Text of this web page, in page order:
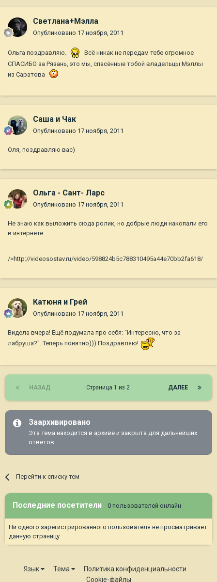
Светлана+Мэлла
Опубликовано 17 ноября, 2011
Ольга поздравляю.
Всё никак не передам тебе огромное
СПАСИБО за Рязань, это мы, спасённые тобой владельцы Мэллы
из Саратова
Саша и Чак
Опубликовано 17 ноября, 2011
Оля, поздравляю вас)
Ольга - Сант- Ларс
Опубликовано 17 ноября, 2011
Не знаю как выложить сюда ролик, но добрые люди накопали его
в интернете
/>http://videosostav.ru/video/598824b5c788310495a44e70bb2fa618/
Катюня и Грей
Опубликовано 17 ноября, 2011
Видела вчера! Ещё подумала про себя: "Интересно, что за
лабруша?". Теперь понятно))) Поздравляю!
НАЗАД ДАЛЕЕ
Страница 1 из 2
Заархивировано
Эта тема находится в архиве и закрыта для дальнейших
ответов.
Перейти к списку тем
Последние посетители 0 пользователей онлайн
Ни одного зарегистрированного пользователя не просматривает
данную страницу
Язык Тема
Политика конфиденциальности
Cookie-файлы